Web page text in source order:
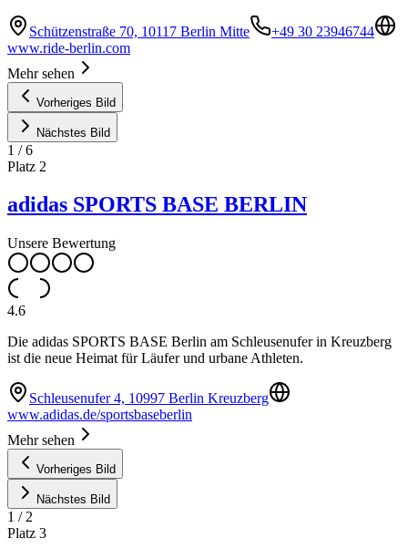
Schützenstraße 70, 10117 Berlin Mitte
+49 30 23946744
www.ride-berlin.com
Mehr sehen
Vorheriges Bild
Nächstes Bild
1 /6
Platz 2
adidas SPORTS BASE BERLIN
Unsere Bewertung
4.6
Die adidas SPORTS BASE Berlin am Schleusenufer in Kreuzberg
ist die neue Heimat für Läufer und urbane Athleten.
Schleusenufer 4, 10997 Berlin Kreuzberg
www.adidas.de/sportsbaseberlin
Mehr sehen
Vorheriges Bild
Nächstes Bild
1 / 2
Platz 3